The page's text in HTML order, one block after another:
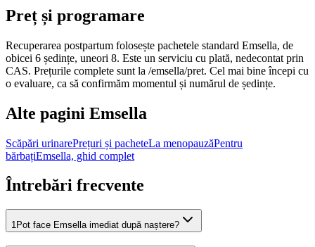
Preț și programare
Recuperarea postpartum folosește pachetele standard Emsella, de
obicei 6 ședințe, uneori 8. Este un serviciu cu plată, nedecontat prin
CAS. Prețurile complete sunt la /emsella/pret. Cel mai bine începi cu
o evaluare, ca să confirmăm momentul și numărul de ședințe.
Alte pagini Emsella
Scăpări urinarePrețuri și pacheteLa menopauzăPentru
bărbațiEmsella, ghid complet
Întrebări frecvente
1Pot face Emsella imediat după naștere?